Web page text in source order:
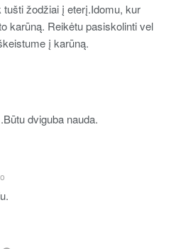
žodžiai į eterį.Idomu, kur
karūną. Reikėtu pasiskolinti vel
į karūną.
dviguba nauda.